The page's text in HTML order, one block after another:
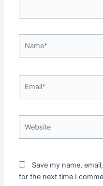
Save my name,
for the next time I